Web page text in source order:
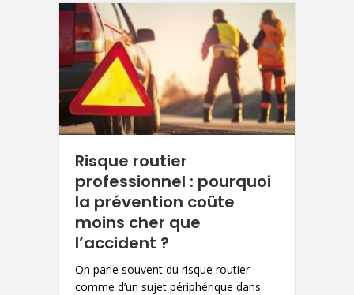
Risque routier
professionnel : pourquoi
la prévention coûte
moins cher que
l’accident ?
On parle souvent du risque routier
comme d’un sujet périphérique dans